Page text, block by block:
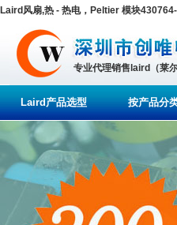
Laird风扇,热 - 热电，Peltier 模块
专业代理销售laird（莱
Laird产品选型 按产品分